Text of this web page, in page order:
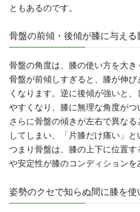
ともあるのです。
骨盤の前傾・後傾が膝に与える
骨盤の角度は、膝の使い方を大き
骨盤が前傾しすぎると、膝が伸
くなります。逆に後傾が強いと
やすくなり、膝に無理な角度がつ
さらに骨盤の傾きが左右で異な
してしまい、「片膝だけ痛い」と
つまり骨盤は、膝の上下に位置す
や安定性が膝のコンディションを
姿勢のクセで知らぬ間に膝を使